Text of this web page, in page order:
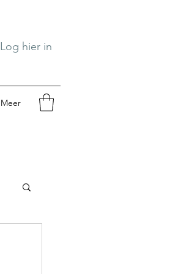
Log hier in
Meer